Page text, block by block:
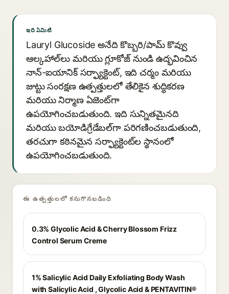
ఇది ఏమిటి
Lauryl Glucoside అనేది కొబ్బరి/పామ్ కొవ్వు
ఆల్కహాల్‌లు మరియు గ్లూకోజ్ నుండి ఉద్భవించిన
నాన్-ఐయానిక్ సర్ఫ్యాక్టెంట్, ఇది చర్మం మరియు
జుట్టు సంరక్షణ ఉత్పత్తులలో తేలికైన శుద్ధికరణ
మరియు నిర్మాణ ఏజెంట్‌గా
ఉపయోగించబడుతుంది. ఇది సున్నితమైనది
మరియు బయోడిగ్రేడేబల్‌గా పరిగణించబడుతుంది,
తరచుగా కఠినమైన సర్ఫ్యాక్టెంట్‌ల స్థానంలో
ఉపయోగించబడుతుంది.
ఈ ఉత్పత్తులలో కనుగొనబడింది
0.3% Glycolic Acid & Cherry Blossom Frizz
Control Serum Creme
1% Salicylic Acid Daily Exfoliating Body Wash
with Salicylic Acid , Glycolic Acid & PENTAVITIN®